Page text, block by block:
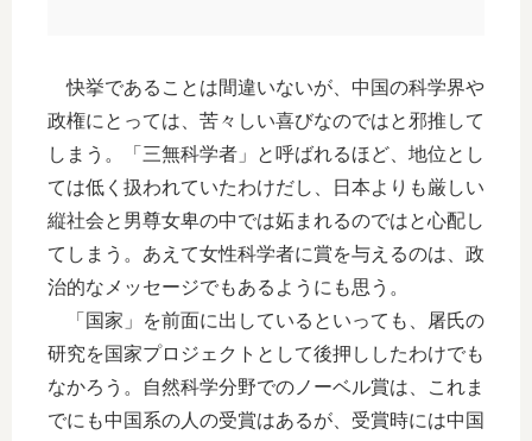
快挙であることは間違いないが、中国の科学界や
政権にとっては、苦々しい喜びなのではと邪推して
しまう。「三無科学者」と呼ばれるほど、地位とし
ては低く扱われていたわけだし、日本よりも厳しい
縦社会と男尊女卑の中では妬まれるのではと心配し
てしまう。あえて女性科学者に賞を与えるのは、政
治的なメッセージでもあるようにも思う。
「国家」を前面に出しているといっても、屠氏の
研究を国家プロジェクトとして後押ししたわけでも
なかろう。自然科学分野でのノーベル賞は、これま
でにも中国系の人の受賞はあるが、受賞時には中国